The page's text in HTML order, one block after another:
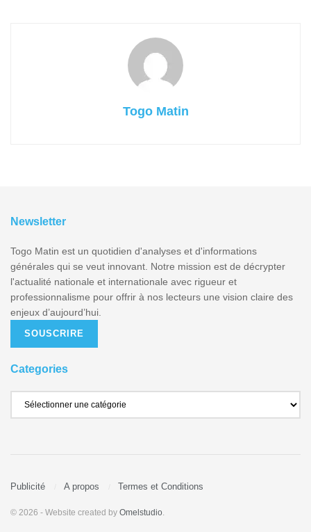
Togo Matin
Newsletter
Togo Matin est un quotidien d'analyses et d'informations
générales qui se veut innovant. Notre mission est de décrypter
l'actualité nationale et internationale avec rigueur et
professionnalisme pour offrir à nos lecteurs une vision claire des
enjeux d’aujourd’hui.
SOUSCRIRE
Categories
Publicité A propos Termes et Conditions
© 2026 - Website created by Omelstudio.